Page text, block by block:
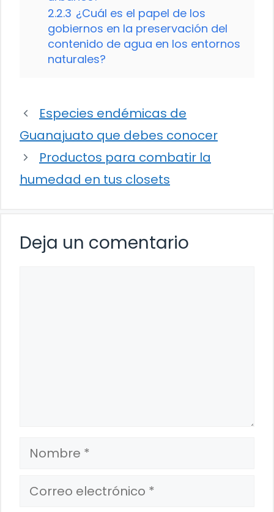
2.2.3 ¿Cuál es el papel de los
gobiernos en la preservación del
contenido de agua en los entornos
naturales?
Especies endémicas de
Guanajuato que debes conocer
Productos para combatir la
humedad en tus closets
Deja un comentario
Nombre
Correo
electrónico